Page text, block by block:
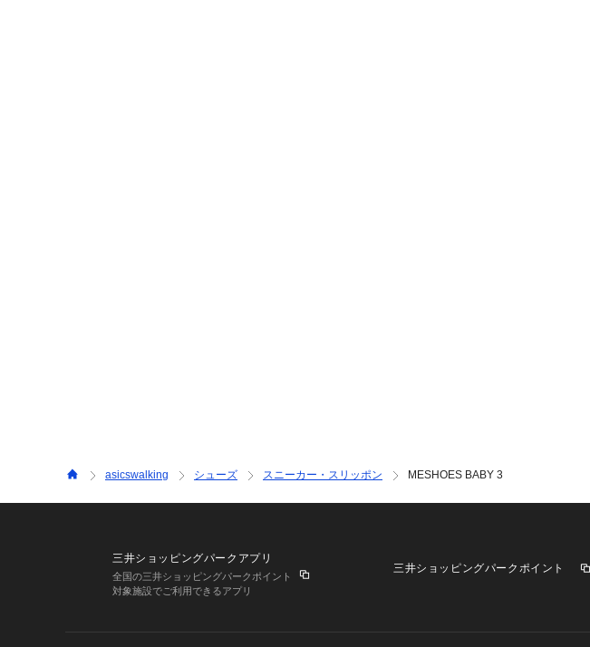
asicswalking シューズ スニーカー・スリッポン MESHOES BABY 3
三井ショッピングパークアプリ
全国の三井ショッピングパークポイント
対象施設でご利用できるアプリ
三井ショッピングパークポイント